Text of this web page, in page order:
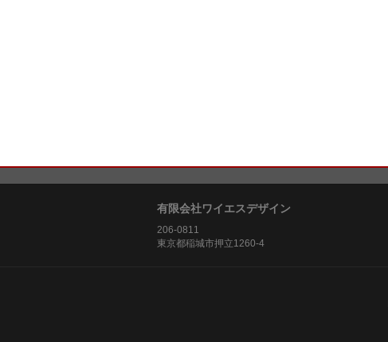
有限会社ワイエスデザイン
206-0811
東京都稲城市押立1260-4